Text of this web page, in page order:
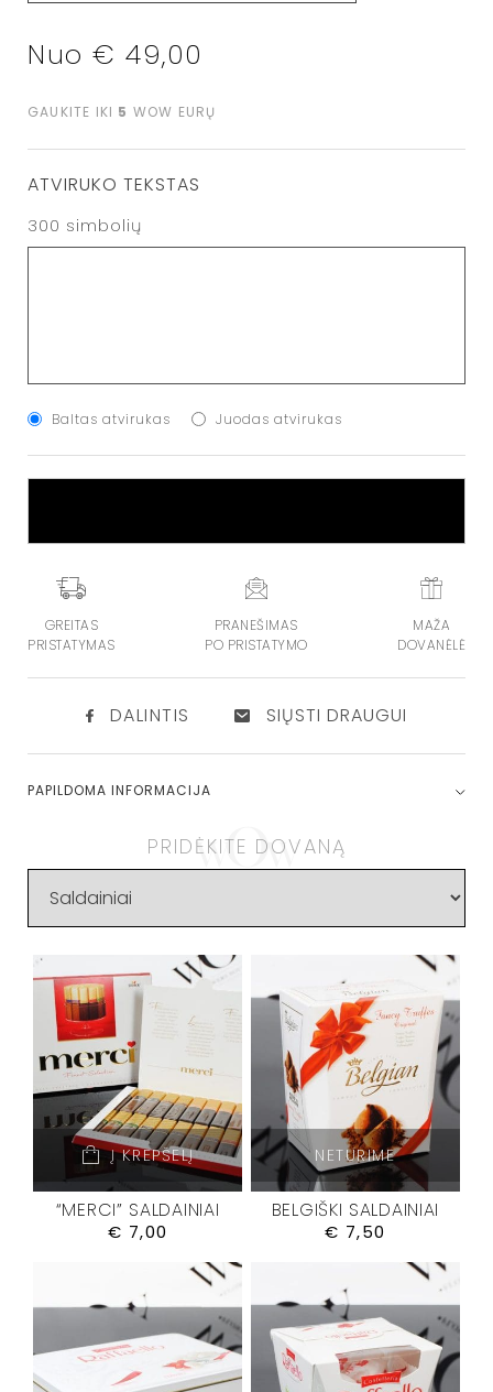
Nuo € 49,00
GAUKITE IKI 5 WOW EURŲ
ATVIRUKO TEKSTAS
300 simbolių
Baltas atvirukas Juodas atvirukas
GREITAS
PRISTATYMAS
PRANEŠIMAS
PO PRISTATYMO
MAŽA
DOVANĖLĖ
DALINTIS SIŲSTI DRAUGUI
PAPILDOMA INFORMACIJA
PRIDĖKITE DOVANĄ
Į KREPŠELĮ
“MERCI” SALDAINIAI
€ 7,00
NETURIME
BELGIŠKI SALDAINIAI
€ 7,50